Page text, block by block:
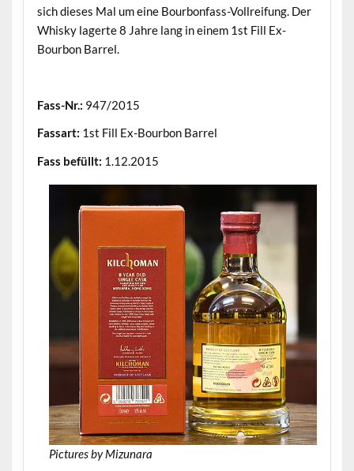
sich dieses Mal um eine Bourbonfass-Vollreifung. Der
Whisky lagerte 8 Jahre lang in einem 1st Fill Ex-
Bourbon Barrel.
Fass-Nr.: 947/2015
Fassart: 1st Fill Ex-Bourbon Barrel
Fass befüllt: 1.12.2015
Pictures by Mizunara